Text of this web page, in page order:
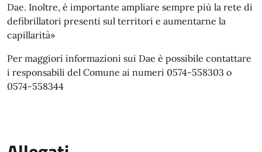
Dae. Inoltre, è importante ampliare sempre più la rete di
defibrillatori presenti sul territori e aumentarne la
capillarità»
Per maggiori informazioni sui Dae è possibile contattare
i responsabili del Comune ai numeri 0574-558303 o
0574-558344